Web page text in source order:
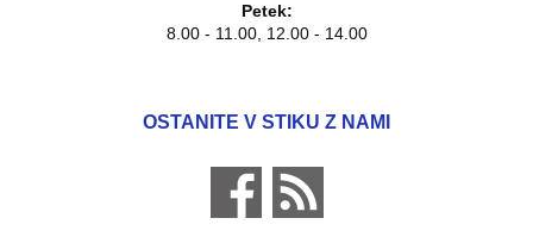
Petek:
8.00 - 11.00, 12.00 - 14.00
OSTANITE V STIKU Z NAMI